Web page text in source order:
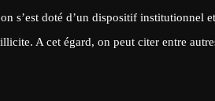
s’est doté d’un dispositif institutionnel et
A cet égard, on peut citer entre